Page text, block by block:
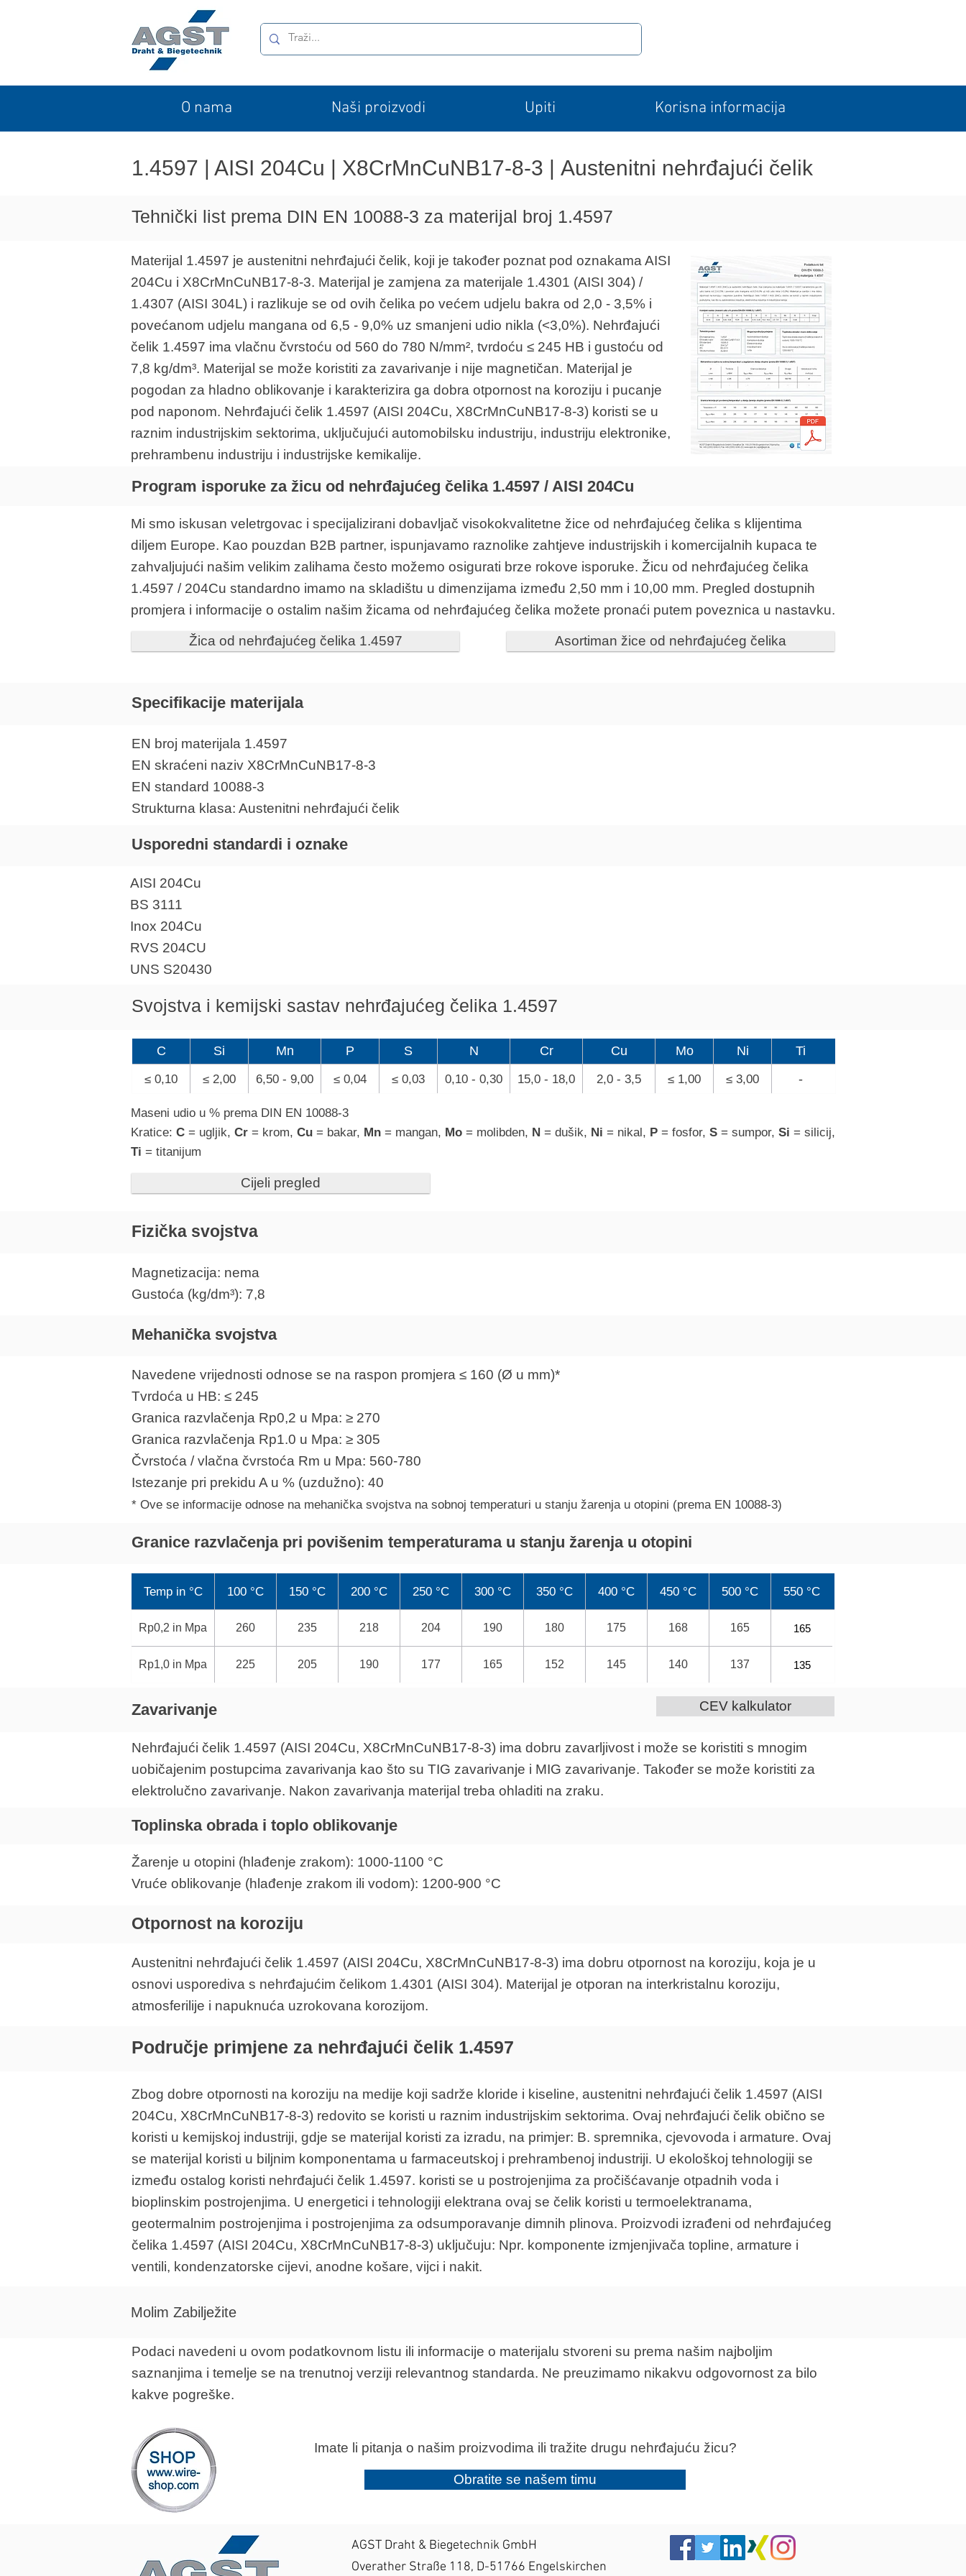
O nama Naši proizvodi Upiti Korisna informacija
1.4597 | AISI 204Cu | X8CrMnCuNB17-8-3 | Austenitni nehrđajući čelik
Tehnički list prema DIN EN 10088-3 za materijal broj 1.4597
Materijal 1.4597 je austenitni nehrđajući čelik, koji je također poznat pod oznakama AISI
204Cu i X8CrMnCuNB17-8-3. Materijal je zamjena za materijale 1.4301 (AISI 304) /
1.4307 (AISI 304L) i razlikuje se od ovih čelika po većem udjelu bakra od 2,0 - 3,5% i
povećanom udjelu mangana od 6,5 - 9,0% uz smanjeni udio nikla (<3,0%). Nehrđajući
čelik 1.4597 ima vlačnu čvrstoću od 560 do 780 N/mm², tvrdoću ≤ 245 HB i gustoću od
7,8 kg/dm³. Materijal se može koristiti za zavarivanje i nije magnetičan. Materijal je
pogodan za hladno oblikovanje i karakterizira ga dobra otpornost na koroziju i pucanje
pod naponom. Nehrđajući čelik 1.4597 (AISI 204Cu, X8CrMnCuNB17-8-3) koristi se u
raznim industrijskim sektorima, uključujući automobilsku industriju, industriju elektronike,
prehrambenu industriju i industrijske kemikalije.
Program isporuke za žicu od nehrđajućeg čelika 1.4597 / AISI 204Cu
Mi smo iskusan veletrgovac i specijalizirani dobavljač visokokvalitetne žice od nehrđajućeg čelika s klijentima
diljem Europe. Kao pouzdan B2B partner, ispunjavamo raznolike zahtjeve industrijskih i komercijalnih kupaca te
zahvaljujući našim velikim zalihama često možemo osigurati brze rokove isporuke. Žicu od nehrđajućeg čelika
1.4597 / 204Cu standardno imamo na skladištu u dimenzijama između 2,50 mm i 10,00 mm. Pregled dostupnih
promjera i informacije o ostalim našim žicama od nehrđajućeg čelika možete pronaći putem poveznica u nastavku.
Žica od nehrđajućeg čelika 1.4597 Asortiman žice od nehrđajućeg čelika
Specifikacije materijala
EN broj materijala 1.4597
EN skraćeni naziv X8CrMnCuNB17-8-3
EN standard 10088-3
Strukturna klasa: Austenitni nehrđajući čelik
Usporedni standardi i oznake
AISI 204Cu
BS 3111
Inox 204Cu
RVS 204CU
UNS S20430
Svojstva i kemijski sastav nehrđajućeg čelika 1.4597
C Si Mn P S N Cr Cu Mo Ni Ti
≤ 0,10 ≤ 2,00 6,50 - 9,00 ≤ 0,04 ≤ 0,03 0,10 - 0,30 15,0 - 18,0 2,0 - 3,5 ≤ 1,00 ≤ 3,00 -
Maseni udio u % prema DIN EN 10088-3
Kratice: C = ugljik, Cr = krom, Cu = bakar, Mn = mangan, Mo = molibden, N = dušik, Ni = nikal, P = fosfor, S = sumpor, Si = silicij,
Ti = titanijum
Cijeli pregled
Fizička svojstva
Magnetizacija: nema
Gustoća (kg/dm³): 7,8
Mehanička svojstva
Navedene vrijednosti odnose se na raspon promjera ≤ 160 (Ø u mm)*
Tvrdoća u HB: ≤ 245
Granica razvlačenja Rp0,2 u Mpa: ≥ 270
Granica razvlačenja Rp1.0 u Mpa: ≥ 305
Čvrstoća / vlačna čvrstoća Rm u Mpa: 560-780
Istezanje pri prekidu A u % (uzdužno): 40
* Ove se informacije odnose na mehanička svojstva na sobnoj temperaturi u stanju žarenja u otopini (prema EN 10088-3)
Granice razvlačenja pri povišenim temperaturama u stanju žarenja u otopini
Temp in °C 100 °C 150 °C 200 °C 250 °C 300 °C 350 °C 400 °C 450 °C 500 °C 550 °C
Rp0,2 in Mpa 260 235 218 204 190 180 175 168 165 165
Rp1,0 in Mpa 225 205 190 177 165 152 145 140 137 135
Zavarivanje CEV kalkulator
Nehrđajući čelik 1.4597 (AISI 204Cu, X8CrMnCuNB17-8-3) ima dobru zavarljivost i može se koristiti s mnogim
uobičajenim postupcima zavarivanja kao što su TIG zavarivanje i MIG zavarivanje. Također se može koristiti za
elektrolučno zavarivanje. Nakon zavarivanja materijal treba ohladiti na zraku.
Toplinska obrada i toplo oblikovanje
Žarenje u otopini (hlađenje zrakom): 1000-1100 °C
Vruće oblikovanje (hlađenje zrakom ili vodom): 1200-900 °C
Otpornost na koroziju
Austenitni nehrđajući čelik 1.4597 (AISI 204Cu, X8CrMnCuNB17-8-3) ima dobru otpornost na koroziju, koja je u
osnovi usporediva s nehrđajućim čelikom 1.4301 (AISI 304). Materijal je otporan na interkristalnu koroziju,
atmosferilije i napuknuća uzrokovana korozijom.
Područje primjene za nehrđajući čelik 1.4597
Zbog dobre otpornosti na koroziju na medije koji sadrže kloride i kiseline, austenitni nehrđajući čelik 1.4597 (AISI
204Cu, X8CrMnCuNB17-8-3) redovito se koristi u raznim industrijskim sektorima. Ovaj nehrđajući čelik obično se
koristi u kemijskoj industriji, gdje se materijal koristi za izradu, na primjer: B. spremnika, cjevovoda i armature. Ovaj
se materijal koristi u biljnim komponentama u farmaceutskoj i prehrambenoj industriji. U ekološkoj tehnologiji se
između ostalog koristi nehrđajući čelik 1.4597. koristi se u postrojenjima za pročišćavanje otpadnih voda i
bioplinskim postrojenjima. U energetici i tehnologiji elektrana ovaj se čelik koristi u termoelektranama,
geotermalnim postrojenjima i postrojenjima za odsumporavanje dimnih plinova. Proizvodi izrađeni od nehrđajućeg
čelika 1.4597 (AISI 204Cu, X8CrMnCuNB17-8-3) uključuju: Npr. komponente izmjenjivača topline, armature i
ventili, kondenzatorske cijevi, anodne košare, vijci i nakit.
Podaci navedeni u ovom podatkovnom listu ili informacije o materijalu stvoreni su prema našim najboljim
saznanjima i temelje se na trenutnoj verziji relevantnog standarda. Ne preuzimamo nikakvu odgovornost za bilo
kakve pogreške.
Molim Zabilježite
Imate li pitanja o našim proizvodima ili tražite drugu nehrđajuću žicu?
Obratite se našem timu
AGST Draht & Biegetechnik GmbH
Overather Straße 118, D-51766 Engelskirchen